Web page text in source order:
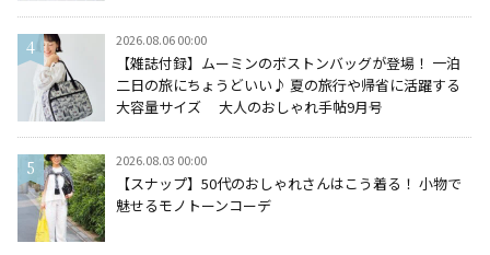
2026.08.06 00:00
【雑誌付録】ムーミンのボストンバッグが登場！ 一泊
二日の旅にちょうどいい♪ 夏の旅行や帰省に活躍する
大容量サイズ 大人のおしゃれ手帖9月号
2026.08.03 00:00
【スナップ】50代のおしゃれさんはこう着る！ 小物で
魅せるモノトーンコーデ